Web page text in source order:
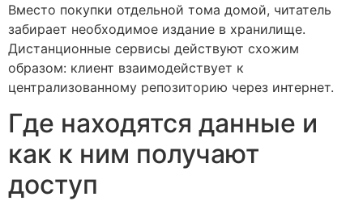
Вместо покупки отдельной тома домой, читатель
забирает необходимое издание в хранилище.
Дистанционные сервисы действуют схожим
образом: клиент взаимодействует к
централизованному репозиторию через интернет.
Где находятся данные и
как к ним получают
доступ